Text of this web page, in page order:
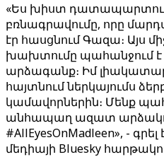
«Ես խիստ
բռնագրավումը, որը
էր հասցնում Գազա։ Այս
խախտումը պահանջում է
արձագանք։ Իմ
հայտնում ներկայումս
կամավորներին։ Մենք
անհապաղ ազատ
#AllEyesOnMadleen», -
մեդիայի Bluesky